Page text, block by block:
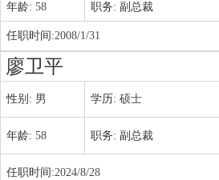
年龄: 58 职务: 副总裁
任职时间:2008/1/31
廖卫平
性别: 男 学历: 硕士
年龄: 58 职务: 副总裁
任职时间:2024/8/28